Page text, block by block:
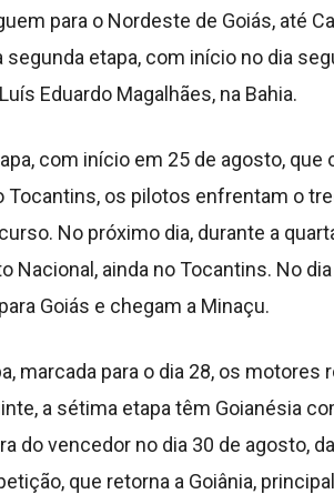
para o Nordeste de Goiás, até
segunda etapa, com início no dia
Eduardo Magalhães, na Bahia.
com início em 25 de agosto, que
Tocantins, os pilotos enfrentam o
No próximo dia, durante a
Nacional, ainda no Tocantins. No
Goiás e chegam a Minaçu.
marcada para o dia 28, os
a sétima etapa têm Goianésia
do vencedor no dia 30 de agosto,
que retorna a Goiânia,